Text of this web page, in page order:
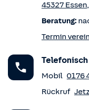
45327 Essen,
Beratung:
Termin
Mobil 0176
Rückruf